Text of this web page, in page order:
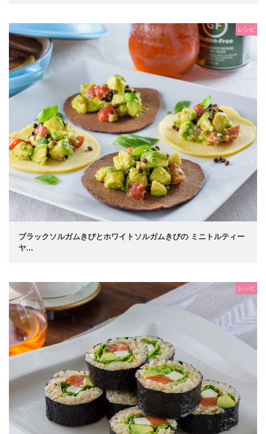
レシピ
ブラックソルガムきびとホワイトソルガムきびの ミニトルティー
ヤ...
レシピ